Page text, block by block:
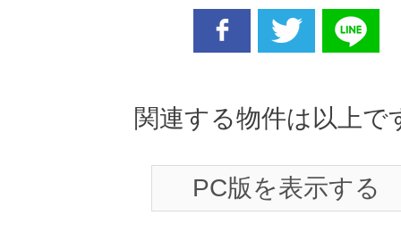
関連する物件は以上で
PC版を表示する